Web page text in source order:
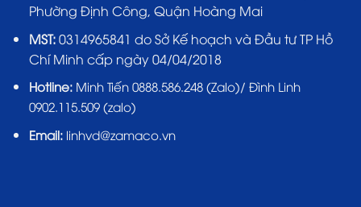
Phường Định Công, Quận Hoàng Mai
MST:0314965841 do Sở Kế hoạch và Đầu tư TP Hồ
Chí Minh cấp ngày 04/04/2018
Hotline: Minh Tiến 0888.586.248 (Zalo)/ Đình Linh
0902.115.509 (zalo)
Email:linhvd@zamaco.vn